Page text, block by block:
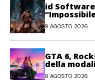
id
personale”
9 AGOSTO 2026
GTA 6,
della
player
9 AGOSTO 2026